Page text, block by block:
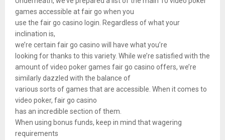
games accessible at fair go when you
use the fair go casino login. Regardless of what your
inclination is,
we’re certain fair go casino will have what you’re
looking for thanks to this variety. While we’re satisfied with the
amount of video poker games fair go casino offers, we’re
similarly dazzled with the balance of
various sorts of games that are accessible. When it comes to
video poker, fair go casino
has an incredible section of them.
When using bonus funds, keep in mind that wagering
requirements